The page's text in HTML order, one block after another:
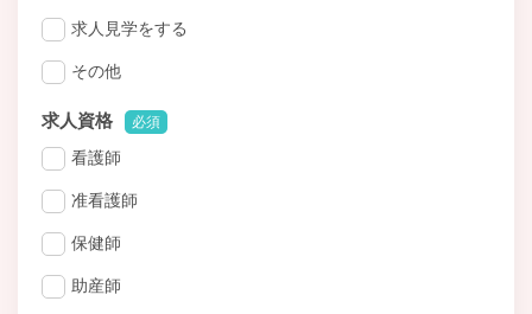
求人見学をする
その他
求人資格 必須
看護師
准看護師
保健師
助産師